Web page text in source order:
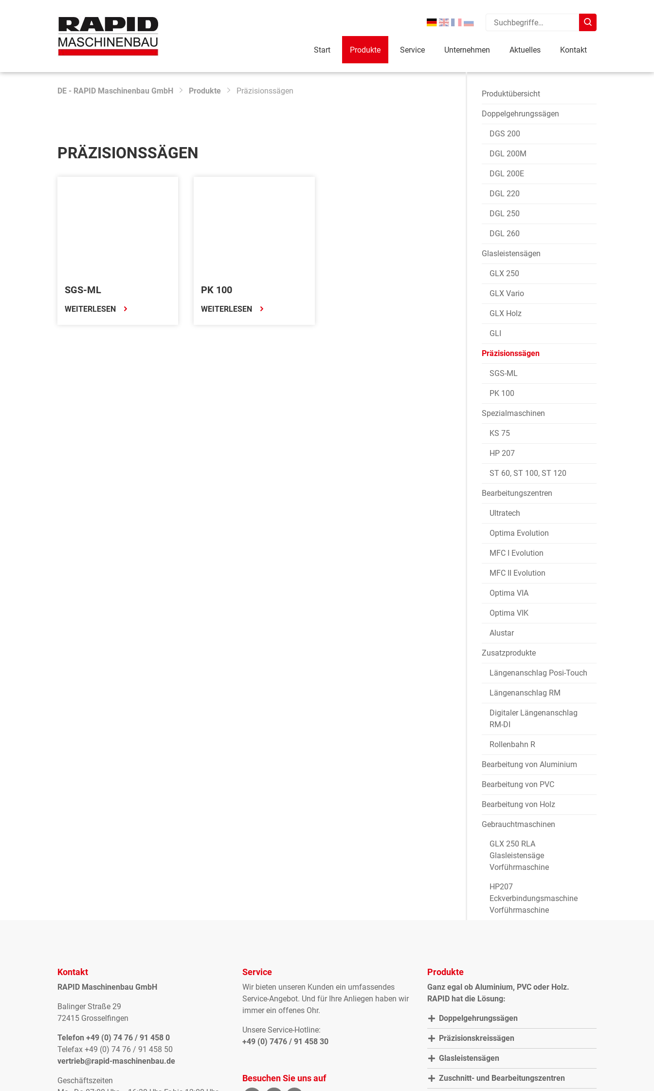
Start Produkte Service Unternehmen Aktuelles Kontakt
DE - RAPID Maschinenbau GmbH Produkte Präzisionssägen
PRÄZISIONSSÄGEN
SGS-ML
WEITERLESEN
PK 100
WEITERLESEN
Produktübersicht
Doppelgehrungssägen
DGS 200
DGL 200M
DGL 200E
DGL 220
DGL 250
DGL 260
Glasleistensägen
GLX 250
GLX Vario
GLX Holz
GLI
Präzisionssägen
SGS-ML
PK 100
Spezialmaschinen
KS 75
HP 207
ST 60, ST 100, ST 120
Bearbeitungszentren
Ultratech
Optima Evolution
MFC I Evolution
MFC II Evolution
Optima VIA
Optima VIK
Alustar
Zusatzprodukte
Längenanschlag Posi-Touch
Längenanschlag RM
Digitaler Längenanschlag
RM-DI
Rollenbahn R
Bearbeitung von Aluminium
Bearbeitung von PVC
Bearbeitung von Holz
Gebrauchtmaschinen
GLX 250 RLA
Glasleistensäge
Vorführmaschine
HP207
Eckverbindungsmaschine
Vorführmaschine
Kontakt
RAPID Maschinenbau GmbH
Balinger Straße 29
72415 Grosselfingen
Telefon +49 (0) 74 76 / 91 458 0
Telefax +49 (0) 74 76 / 91 458 50
vertrieb@rapid-maschinenbau.de
Geschäftszeiten
Service
Wir bieten unseren Kunden ein umfassendes
Service-Angebot. Und für Ihre Anliegen haben wir
immer ein offenes Ohr.
Unsere Service-Hotline:
+49 (0) 7476 / 91 458 30
Besuchen Sie uns auf
Produkte
Ganz egal ob Aluminium, PVC oder Holz.
RAPID hat die Lösung:
Doppelgehrungssägen
Präzisionskreissägen
Glasleistensägen
Zuschnitt- und Bearbeitungszentren